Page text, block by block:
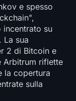
e spesso
incentrato su
La sua
2 di Bitcoin e
Arbitrum riflette
la copertura
sulla